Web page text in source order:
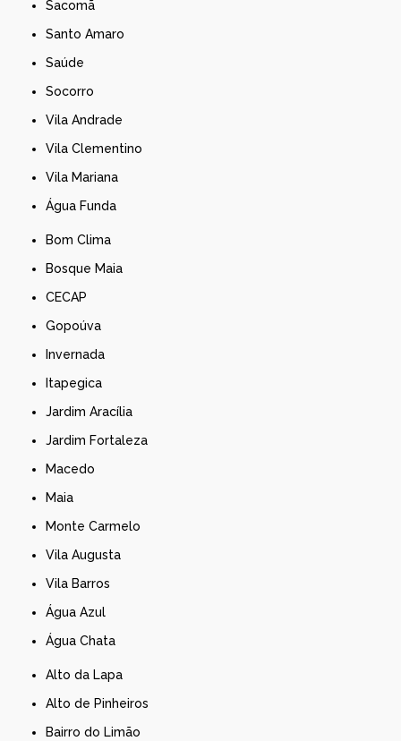
Sacomã
Santo Amaro
Saúde
Socorro
Vila Andrade
Vila Clementino
Vila Mariana
Água Funda
Bom Clima
Bosque Maia
CECAP
Gopoúva
Invernada
Itapegica
Jardim Aracília
Jardim Fortaleza
Macedo
Maia
Monte Carmelo
Vila Augusta
Vila Barros
Água Azul
Água Chata
Alto da Lapa
Alto de Pinheiros
Bairro do Limão